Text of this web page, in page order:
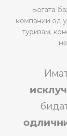
Богата
компании од
туризам,